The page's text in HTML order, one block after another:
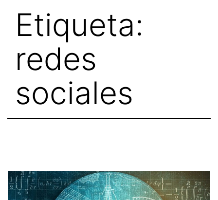
Etiqueta:
redes
sociales